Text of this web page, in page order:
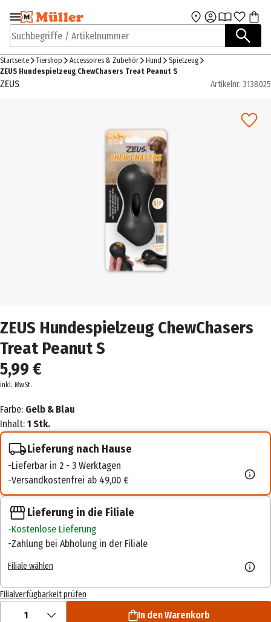
Zur Navigation
springen
Zum Hauptinhalt
Suchbegriffe / Artikelnummer
Startseite Tiershop Accessoires & Zubehör Hund
Spielzeug
ZEUS Hundespielzeug ChewChasers Treat Peanut S
ZEUS Artikelnr. 3138025
ZEUS Hundespielzeug ChewChasers
Treat Peanut S
5,99 €
inkl. MwSt.
Farbe: Gelb & Blau
Inhalt: 1 Stk.
Lieferung nach Hause
Lieferbar in 2 - 3 Werktagen
Versandkostenfrei ab 49,00 €
Lieferung in die Filiale
Kostenlose Lieferung
Zahlung bei Abholung in der Filiale
Filiale wählen
Filialverfügbarkeit prüfen
1 In den Warenkorb